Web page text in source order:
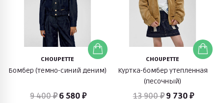
CHOUPETTE
Бомбер (темно-синий деним)
9 400 ₽ 6 580 ₽
CHOUPETTE
Куртка-бомбер утепленная
(песочный)
13 900 ₽ 9 730 ₽